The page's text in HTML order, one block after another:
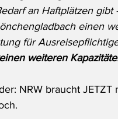
an Haftplätzen
einen
für
weiteren
NRW braucht